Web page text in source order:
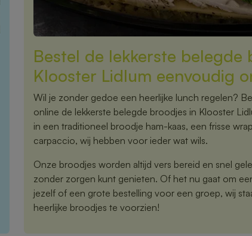
Bestel de lekkerste belegde
Klooster Lidlum eenvoudig
Wil je zonder gedoe een heerlijke lunch regelen?
online de lekkerste belegde broodjes in Klooster
in een traditioneel broodje ham-kaas, een frisse
carpaccio, wij hebben voor ieder wat wils.
Onze broodjes worden altijd vers bereid en snel
zonder zorgen kunt genieten. Of het nu gaat om
jezelf of een grote bestelling voor een groep, wij
heerlijke broodjes te voorzien!